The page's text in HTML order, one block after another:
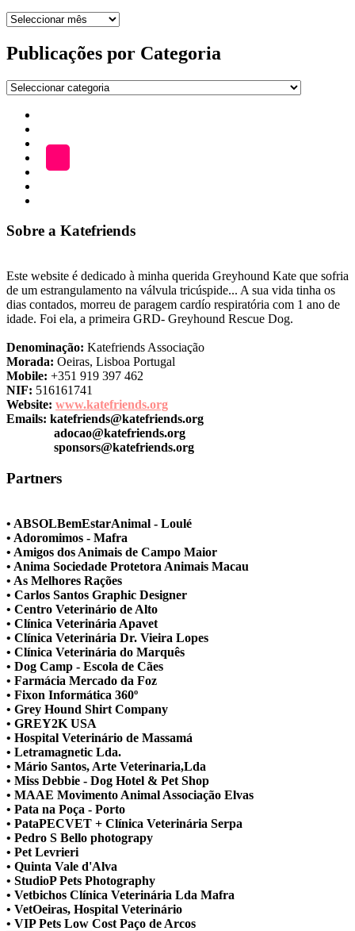
Arquivo
publicações
Publicações por Categoria
Publicações
Categoria
ADOÇÃO
LOJA
Sobre a Katefriends
Este website é dedicado à minha querida Greyhound Kate que sofria
de um estrangulamento na válvula tricúspide... A sua vida tinha os
dias contados, morreu de paragem cardío respiratória com 1 ano de
idade. Foi ela, a primeira GRD- Greyhound Rescue Dog.
Denominação: Katefriends Associação
Morada: Oeiras, Lisboa Portugal
Mobile: +351 919 397 462
NIF: 516161741
Website: www.katefriends.org
Emails: katefriends@katefriends.org
adocao@katefriends.org
sponsors@katefriends.org
Partners
• ABSOLBemEstarAnimal - Loulé
• Adoromimos - Mafra
• Amigos dos Animais de Campo Maior
• Anima Sociedade Protetora Animais Macau
• As Melhores Rações
• Carlos Santos Graphic Designer
• Centro Veterinário de Alto
• Clínica Veterinária Apavet
• Clínica Veterinária Dr. Vieira Lopes
• Clínica Veterinária do Marquês
• Dog Camp - Escola de Cães
• Farmácia Mercado da Foz
• Fixon Informática 360º
• Grey Hound Shirt Company
• GREY2K USA
• Hospital Veterinário de Massamá
• Letramagnetic Lda.
• Mário Santos, Arte Veterinaria,Lda
• Miss Debbie - Dog Hotel & Pet Shop
• MAAE Movimento Animal Associação Elvas
• Pata na Poça - Porto
• PataPECVET + Clínica Veterinária Serpa
• Pedro S Bello photograpy
• Pet Levrieri
• Quinta Vale d'Alva
• StudioP Pets Photography
• Vetbichos Clínica Veterinária Lda Mafra
• VetOeiras, Hospital Veterinário
• VIP Pets Low Cost Paço de Arcos